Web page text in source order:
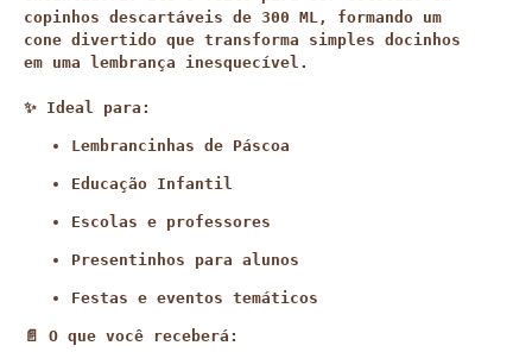
copinhos descartáveis de 300 ML , formando um
cone divertido que transforma simples docinhos
em uma lembrança inesquecível.
✨ Ideal para:
Lembrancinhas de Páscoa
Educação Infantil
Escolas e professores
Presentinhos para alunos
Festas e eventos temáticos
📄 O que você receberá: